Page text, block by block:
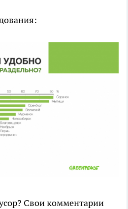
Свои комментарии